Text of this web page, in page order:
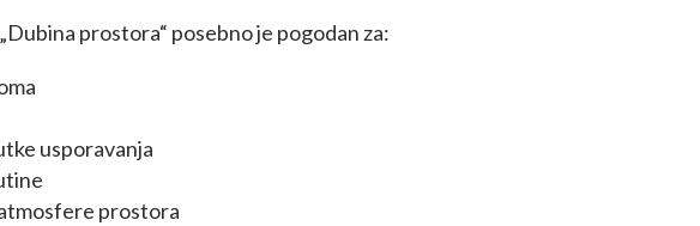
prostora“ posebno je pogodan za:
usporavanja
prostora